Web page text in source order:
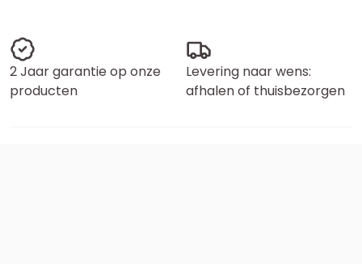
2 Jaar garantie op onze
producten
Levering naar wens:
afhalen of thuisbezorgen